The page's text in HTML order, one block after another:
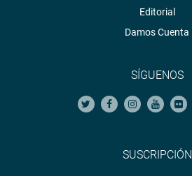
Editorial
Damos Cuenta
SÍGUENOS
SUSCRIPCIÓN